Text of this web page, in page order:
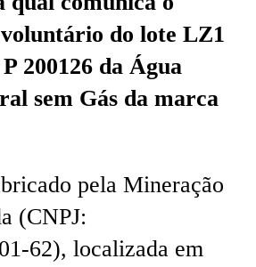
do lote LZ1
200126 da Água
sem Gás da marca
pela Mineração
(CNPJ:
62), localizada em